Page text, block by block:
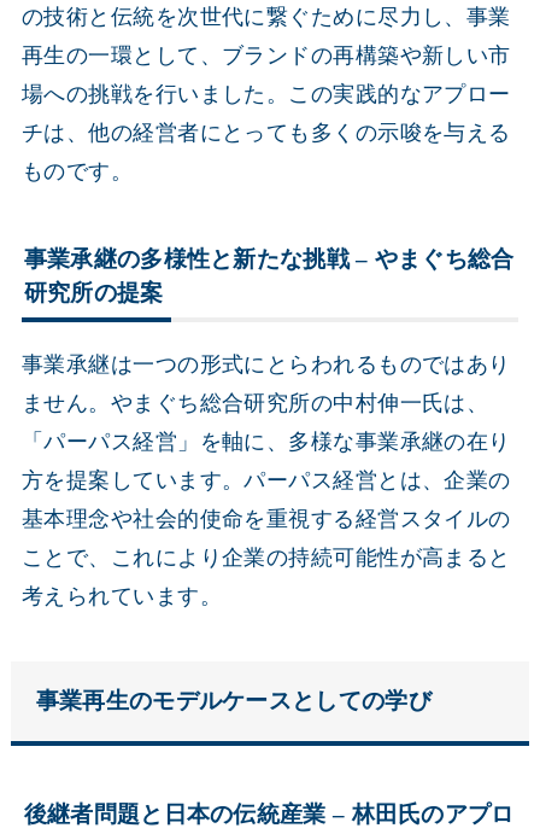
の技術と伝統を次世代に繋ぐために尽力し、事業
再生の一環として、ブランドの再構築や新しい市
場への挑戦を行いました。この実践的なアプロー
チは、他の経営者にとっても多くの示唆を与える
ものです。
事業承継の多様性と新たな挑戦 – やまぐち総合
研究所の提案
事業承継は一つの形式にとらわれるものではあり
ません。やまぐち総合研究所の中村伸一氏は、
「パーパス経営」を軸に、多様な事業承継の在り
方を提案しています。パーパス経営とは、企業の
基本理念や社会的使命を重視する経営スタイルの
ことで、これにより企業の持続可能性が高まると
考えられています。
事業再生のモデルケースとしての学び
後継者問題と日本の伝統産業 – 林田氏のアプロ